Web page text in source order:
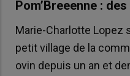
Pom’Breeenne :
Marie-Charlotte Lopez
petit village de la
ovin depuis un an et